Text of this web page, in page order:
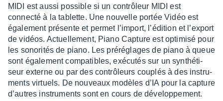
MIDI est aussi possible si un contrô­leur MIDI est
connecté à la tablette. Une nouvelle portée Vidéo est
égale­ment présente et permet l’im­port, l’édi­tion et l’ex­port
de vidéos. Actuel­le­ment, Piano Capture est opti­misé pour
les sono­ri­tés de piano. Les préré­glages de piano à queue
sont égale­ment compa­tibles, exécu­tés sur un synthé­ti­
seur externe ou par des contrô­leurs couplés à des instru­
ments virtuels. De nouveaux modèles d’IA pour la capture
d’autres instru­ments sont en cours de déve­lop­pe­ment.